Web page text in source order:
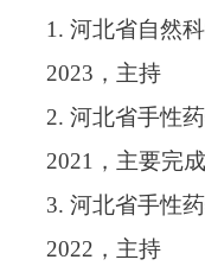
1. 河北省自然
2023 ，主持
2. 河北省手性
2021 ，主要完
3. 河北省手性
2022 ，主持